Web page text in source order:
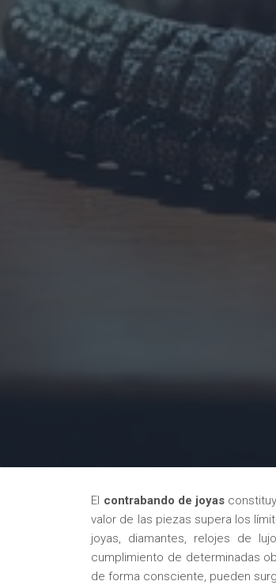
El contrabando de joyas
valor de las piezas supera los
joyas, diamantes, relojes de
cumplimiento de determinadas
de forma consciente, pueden